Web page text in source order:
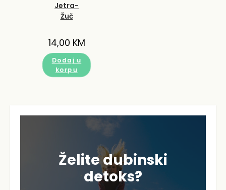
Jetra-
Žuč
14,00 KM
Dodaj u
korpu
Želite dubinski
detoks?